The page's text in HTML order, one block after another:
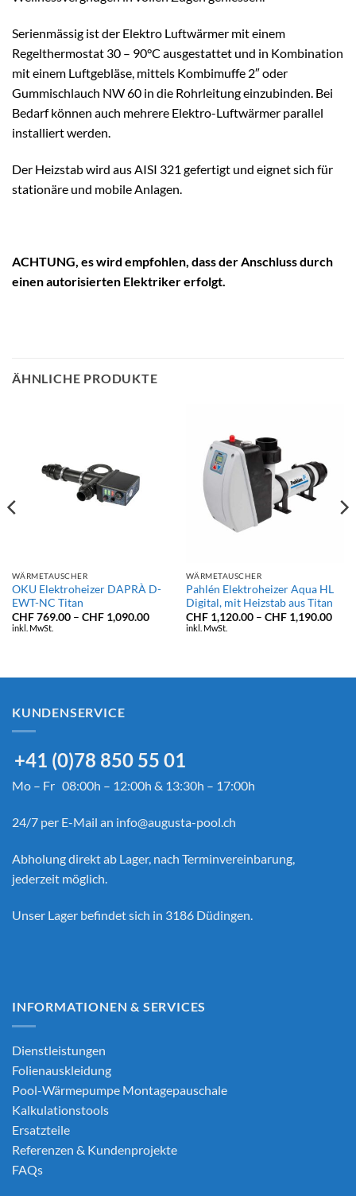
Serienmässig ist der Elektro Luftwärmer mit einem
Regelthermostat 30 – 90°C ausgestattet und in Kombination
mit einem Luftgebläse, mittels Kombimuffe 2″ oder
Gummischlauch NW 60 in die Rohrleitung einzubinden. Bei
Bedarf können auch mehrere Elektro-Luftwärmer parallel
installiert werden.
Der Heizstab wird aus AISI 321 gefertigt und eignet sich für
stationäre und mobile Anlagen.
ACHTUNG, es wird empfohlen, dass der Anschluss durch
einen autorisierten Elektriker erfolgt.
ÄHNLICHE PRODUKTE
WÄRMETAUSCHER
OKU Elektroheizer DAPRÀ D-
EWT-NC Titan
CHF769.00 – CHF1,090.00Preisspanne:
CHF 769.00
inkl. MwSt.
WÄRMETAUSCHER
Pahlén Elektroheizer Aqua HL
Digital, mit Heizstab aus Titan
CHF1,120.00 – CHF1,190.00
inkl. MwSt.
KUNDENSERVICE
+41 (0)78 850 55 01
Mo – Fr 08:00h – 12:00h & 13:30h – 17:00h
24/7 per E-Mail an info@augusta-pool.ch
Abholung direkt ab Lager, nach Terminvereinbarung,
jederzeit möglich.
Unser Lager befindet sich in 3186 Düdingen.
INFORMATIONEN & SERVICES
Dienstleistungen
Folienauskleidung
Pool-Wärmepumpe Montagepauschale
Kalkulationstools
Ersatzteile
Referenzen & Kundenprojekte
FAQs